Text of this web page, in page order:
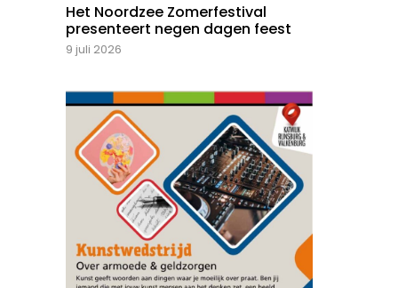
Het Noordzee Zomerfestival
presenteert negen dagen feest
9 juli 2026